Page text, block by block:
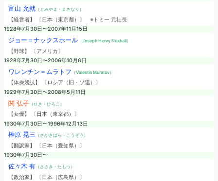
富山 允就（とみやま・まさなり）
【経営者】 〔日本（東京都）〕 ※トミー 元社長
1928年7月30日〜2007年11月15日
ジョー＝ナックスホール（Joseph Henry Nuxhall）
【野球】 〔アメリカ〕
1928年7月30日〜2006年10月6日
ワレンチン＝ムラトフ （Valentin Muratov）
【体操競技】 〔ロシア（旧・ソ連）〕
1929年7月30日〜2008年5月11日
関 弘子（せき・ひろこ）
【女優】 〔日本（東京都）〕
1930年7月30日〜1996年12月13日
榊原 晃三 （さかきばら・こうぞう）
【翻訳家】 〔日本（愛知県）〕
1930年7月30日〜
佐々木 有 （ささき・たもつ）
【政治家】 〔日本（広島県）〕